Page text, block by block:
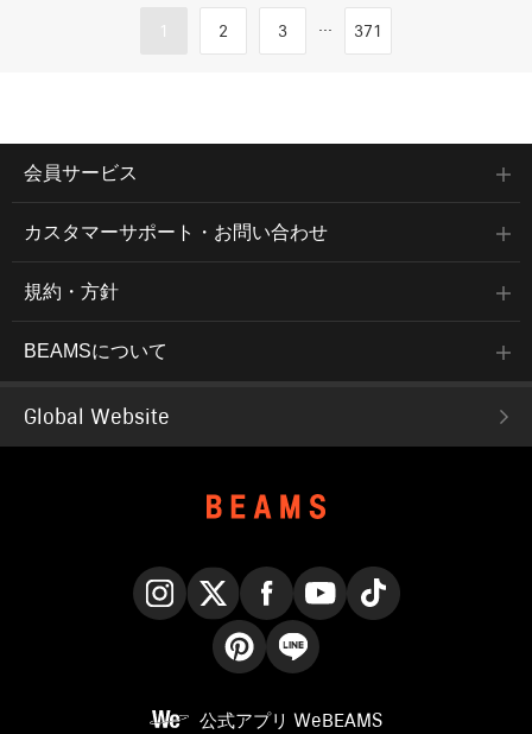
1 2 3 ... 371
会員サービス
カスタマーサポート・お問い合わせ
規約・方針
BEAMSについて
Global Website
公式アプリ WeBEAMS